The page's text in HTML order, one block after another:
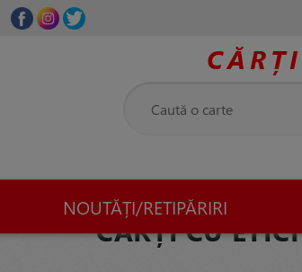
NOUTĂȚI/RETIPĂRIRI
CĂRȚI CU